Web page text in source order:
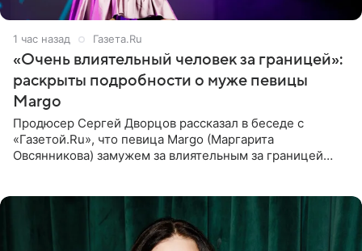
1 час назад Газета.Ru
«Очень влиятельный человек за границей»:
раскрыты подробности о муже певицы
Margo
Продюсер Сергей Дворцов рассказал в беседе с
«Газетой.Ru», что певица Margo (Маргарита
Овсянникова) замужем за влиятельным за границей